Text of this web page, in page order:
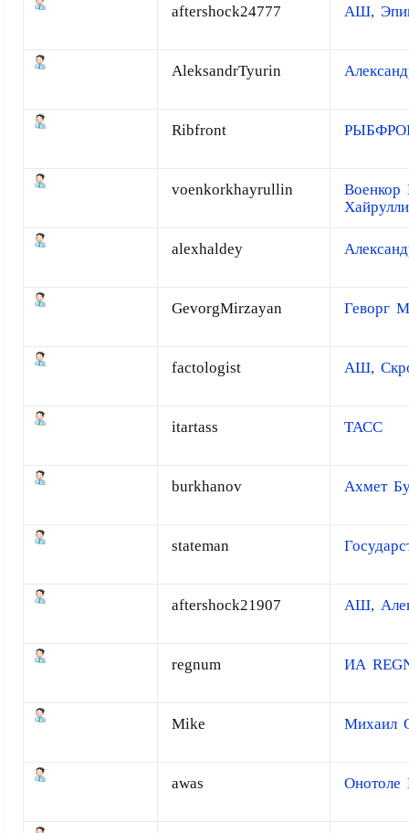
aftershock24777 АШ,
AleksandrTyurin
Ribfront
voenkorkhayrullin
Военкор
alexhaldey
GevorgMirzayan Геворг
factologist АШ,
itartass ТАСС
burkhanov Ахмет
stateman
aftershock21907 АШ,
regnum ИА
Mike Михаил
awas Онотоле